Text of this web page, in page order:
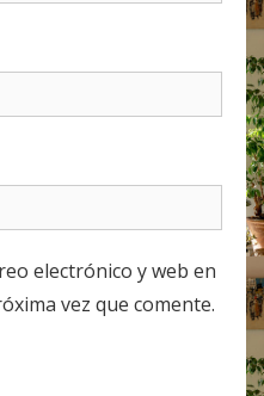
electrónico y web en
vez que comente.